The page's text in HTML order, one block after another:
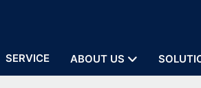
SERVICE ABOUT US